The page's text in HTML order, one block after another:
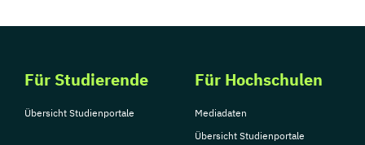
Für Studierende
Übersicht Studienportale
Für Hochschulen
Mediadaten
Übersicht Studienportale